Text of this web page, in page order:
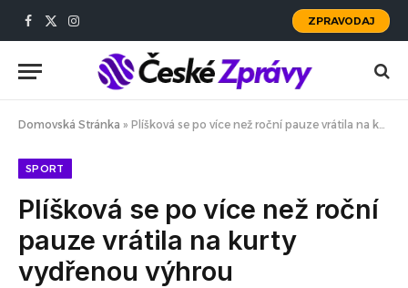
Facebook
X
Instagram
ZPRAVODAJ
Domovská Stránka » Plíšková se po více než roční pauze vrátila na kurty vydřenou výhrou
SPORT
Plíšková se po více než roční
pauze vrátila na kurty
vydřenou výhrou